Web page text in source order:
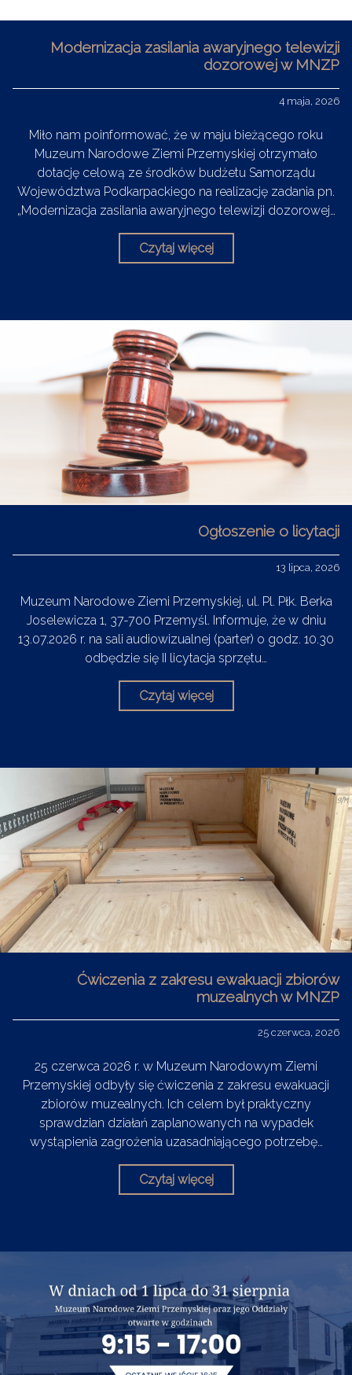
Modernizacja zasilania awaryjnego telewizji
dozorowej w MNZP
4 maja, 2026
Miło nam poinformować, że w maju bieżącego roku
Muzeum Narodowe Ziemi Przemyskiej otrzymało
dotację celową ze środków budżetu Samorządu
Województwa Podkarpackiego na realizację zadania pn.
„Modernizacja zasilania awaryjnego telewizji dozorowej…
Czytaj więcej
Ogłoszenie o licytacji
13 lipca, 2026
Muzeum Narodowe Ziemi Przemyskiej, ul. Pl. Płk. Berka
Joselewicza 1, 37-700 Przemyśl. Informuje, że w dniu
13.07.2026 r. na sali audiowizualnej (parter) o godz. 10.30
odbędzie się II licytacja sprzętu…
Czytaj więcej
Ćwiczenia z zakresu ewakuacji zbiorów
muzealnych w MNZP
25 czerwca, 2026
25 czerwca 2026 r. w Muzeum Narodowym Ziemi
Przemyskiej odbyły się ćwiczenia z zakresu ewakuacji
zbiorów muzealnych. Ich celem był praktyczny
sprawdzian działań zaplanowanych na wypadek
wystąpienia zagrożenia uzasadniającego potrzebę…
Czytaj więcej